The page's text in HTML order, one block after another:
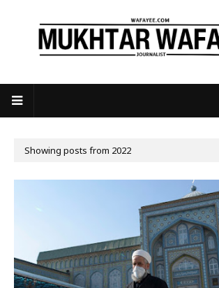
Showing posts from 2022